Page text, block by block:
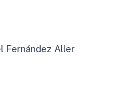
Fernández Aller